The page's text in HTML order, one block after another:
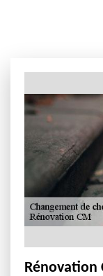
Rénovation